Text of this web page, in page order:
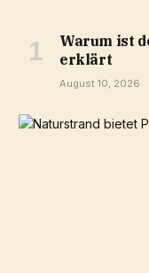
Warum ist
erklärt
August 10, 2026